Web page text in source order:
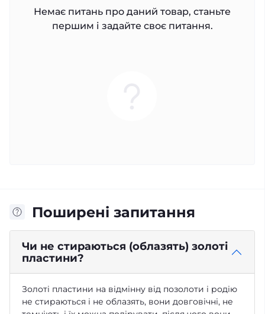
Немає питань про даний товар, станьте
першим і задайте своє питання.
Поширені запитання
Чи не стираються (облазять) золоті
пластини?
Золоті пластини на відмінну від позолоти і родію
не стираються і не облазять, вони довговічні, не